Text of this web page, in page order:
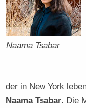
Naama Tsabar
der in New York
Naama Tsabar. Die